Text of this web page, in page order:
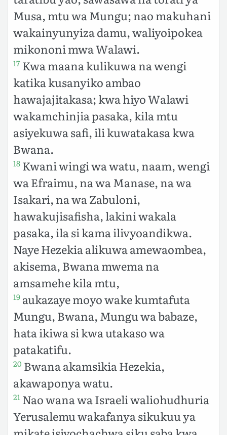
Musa, mtu wa Mungu; nao makuhani
wakainyunyiza damu, waliyoipokea
mikononi mwa Walawi.
17 Kwa maana kulikuwa na wengi
katika kusanyiko ambao
hawajajitakasa; kwa hiyo Walawi
wakamchinjia pasaka, kila mtu
asiyekuwa safi, ili kuwatakasa kwa
Bwana.
18 Kwani wingi wa watu, naam, wengi
wa Efraimu, na wa Manase, na wa
Isakari, na wa Zabuloni,
hawakujisafisha, lakini wakala
pasaka, ila si kama ilivyoandikwa.
Naye Hezekia alikuwa amewaombea,
akisema, Bwana mwema na
amsamehe kila mtu,
19 aukazaye moyo wake kumtafuta
Mungu, Bwana, Mungu wa babaze,
hata ikiwa si kwa utakaso wa
patakatifu.
20 Bwana akamsikia Hezekia,
akawaponya watu.
21 Nao wana wa Israeli waliohudhuria
Yerusalemu wakafanya sikukuu ya